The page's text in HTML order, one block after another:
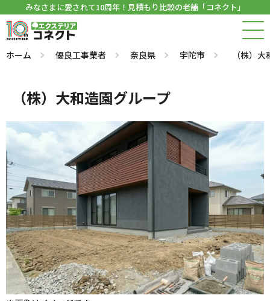
みなさまに愛されて10周年！見積もり比較の老舗「コネクト」
ホーム 優良工事業者 奈良県 宇陀市 （株）
（株）大和造園グループ